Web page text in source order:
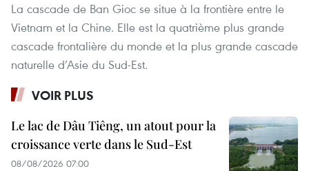
La cascade de Ban Gioc se situe à la frontière entre le
Vietnam et la Chine. Elle est la quatrième plus grande
cascade frontalière du monde et la plus grande cascade
naturelle d’Asie du Sud-Est.
VOIR PLUS
Le lac de Dâu Tiêng, un atout pour la
croissance verte dans le Sud-Est
08/08/2026 07:00